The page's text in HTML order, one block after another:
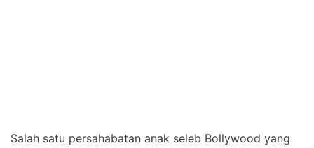
Salah satu persahabatan anak seleb Bollywood yang